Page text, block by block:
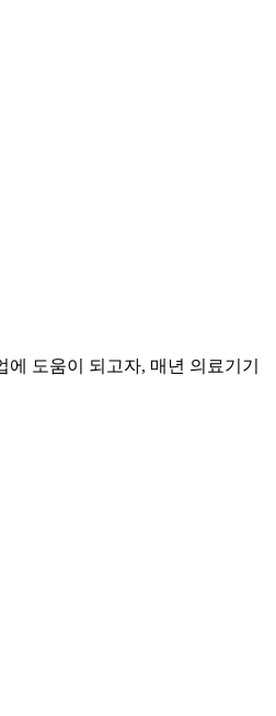
도움이 되고자, 매년 의료기기